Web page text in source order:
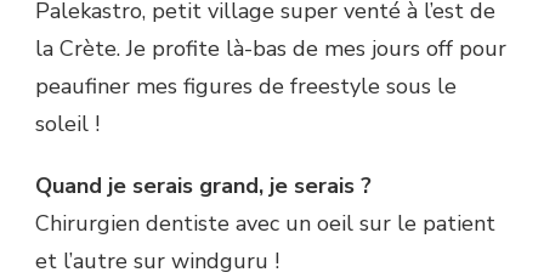
Palekastro, petit village super venté à l’est de
la Crète. Je profite là-bas de mes jours off pour
peaufiner mes figures de freestyle sous le
soleil !
Quand je serais grand, je serais ?
Chirurgien dentiste avec un oeil sur le patient
et l’autre sur windguru !